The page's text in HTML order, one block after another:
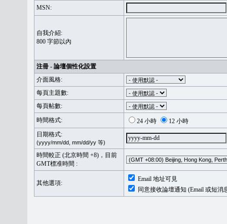
MSN:
自我介紹:
800 字節以內
注冊 - 論壇個性化設置
介面風格:
每頁主題數:
每頁帖數:
時間格式:
24 小時
12 小時
日期格式:
(yyyy/mm/dd, mm/dd/yy 等)
時間較正 (北京時間 +8)，目前
GMT標准時間 :
其他選項:
Email 地址可見
同意接收論壇通知 (Email 或短消